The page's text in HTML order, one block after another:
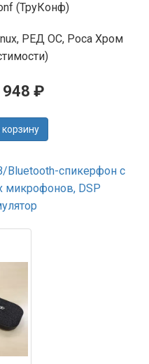
(ТруКонф)
РЕД ОС, Роса Хром
948 ₽
корзину
Bluetooth-спикерфон с
микрофонов, DSP